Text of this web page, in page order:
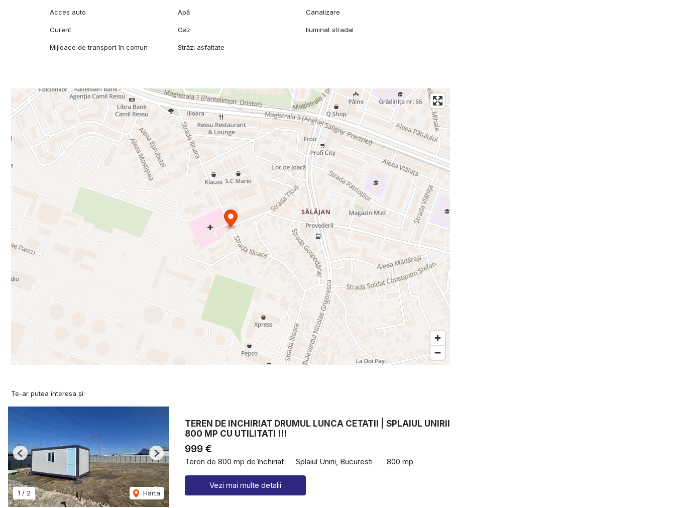
Acces auto Apă Canalizare
Curent Gaz Iluminat stradal
Mijloace de transport în comun Străzi asfaltate
Te-ar putea interesa și:
1 / 2 Harta
Previous Next
TEREN DE INCHIRIAT DRUMUL LUNCA CETATII | SPLAIUL UNIRII
800 MP CU UTILITATI !!!
999 €
Teren de 800 mp de închiriat Splaiul Unirii, Bucuresti 800 mp
Vezi mai multe detalii